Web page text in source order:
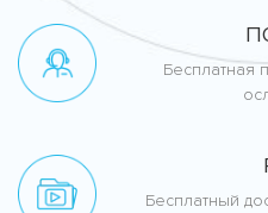
Бесплатная
Бесплатный